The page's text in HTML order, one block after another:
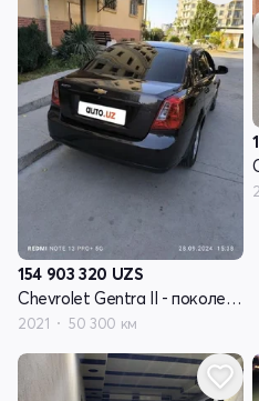
154 903 320 UZS
Chevrolet Gentra II - поколение
2021 50 300 км